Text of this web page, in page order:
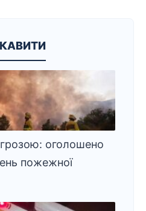
оголошено
пожежної